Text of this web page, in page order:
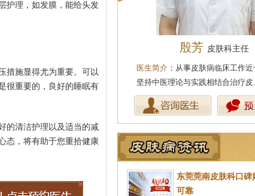
护理，如发膜，能给头发
措施显得尤为重要。可以
很重要的，良好的睡眠有
的清洁护理以及适当的减
态，将有助于您重拾健康
殷芳 皮肤科主任
医生简介 ：从事皮肤病临床工作
坚持中医理论与实践相结合治疗
东莞莞南皮肤科口碑
可靠